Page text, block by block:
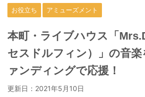
お役立ち アミューズメント
本町・ライブハウス「
セスドルフィン）」の音
ァンディングで応援！
更新日： 2021年5月10日